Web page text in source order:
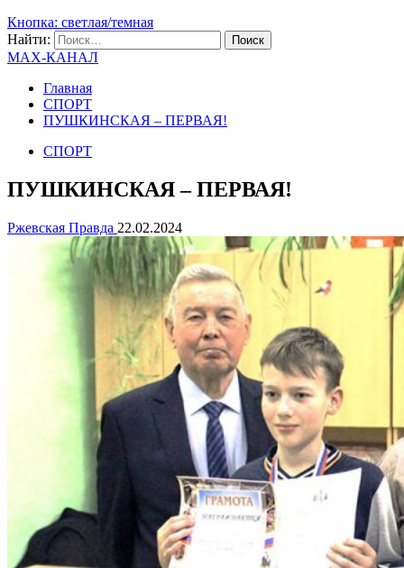
Кнопка: светлая/темная
Найти:
MAX-КАНАЛ
Главная
СПОРТ
ПУШКИНСКАЯ – ПЕРВАЯ!
СПОРТ
ПУШКИНСКАЯ – ПЕРВАЯ!
Ржевская Правда 22.02.2024